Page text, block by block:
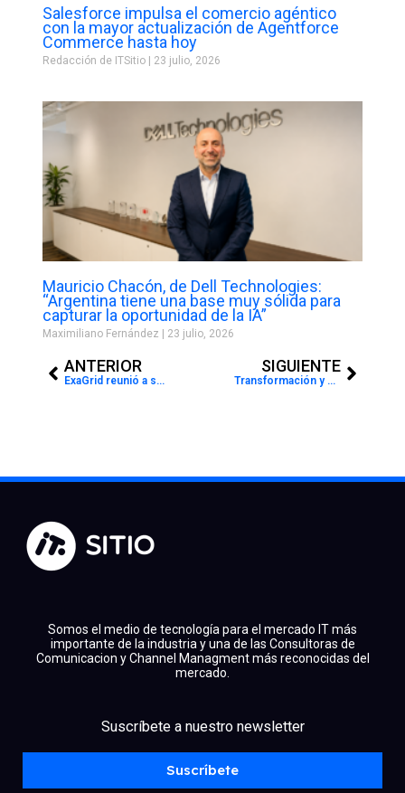
Salesforce impulsa el comercio agéntico
con la mayor actualización de Agentforce
Commerce hasta hoy
Redacción de ITSitio 23 julio, 2026
Mauricio Chacón, de Dell Technologies:
“Argentina tiene una base muy sólida para
capturar la oportunidad de la IA”
Maximiliano Fernández 23 julio, 2026
ANTERIOR
ExaGrid reunió a su ecosistema de canales y reconoció su compromiso con los Channel Awards 2025
SIGUIENTE
Transformación y desafíos en la cartelería digital: la apuesta estratégica de LG para crecer aún más en un mercado que domina
Somos el medio de tecnología para el mercado IT más
importante de la industria y una de las Consultoras de
Comunicacion y Channel Managment más reconocidas del
mercado.
Suscríbete a nuestro newsletter
Suscríbete
linkedinyoutubeinstagram
spotify